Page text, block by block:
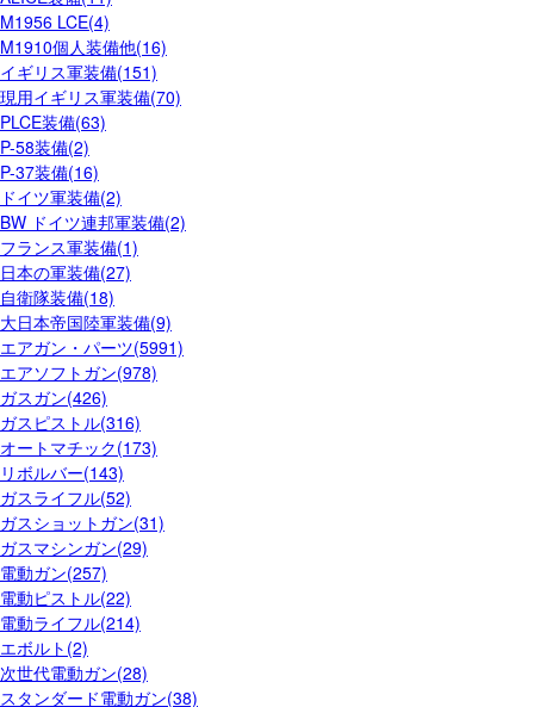
M1956 LCE(4)
M1910個人装備他(16)
イギリス軍装備(151)
現用イギリス軍装備(70)
PLCE装備(63)
P-58装備(2)
P-37装備(16)
ドイツ軍装備(2)
BW ドイツ連邦軍装備(2)
フランス軍装備(1)
日本の軍装備(27)
自衛隊装備(18)
大日本帝国陸軍装備(9)
エアガン・パーツ(5991)
エアソフトガン(978)
ガスガン(426)
ガスピストル(316)
オートマチック(173)
リボルバー(143)
ガスライフル(52)
ガスショットガン(31)
ガスマシンガン(29)
電動ガン(257)
電動ピストル(22)
電動ライフル(214)
エボルト(2)
次世代電動ガン(28)
スタンダード電動ガン(38)